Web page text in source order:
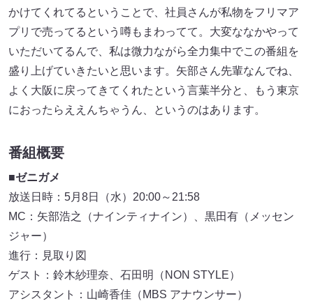
かけてくれてるということで、社員さんが私物をフリマア
プリで売ってるという噂もまわってて。大変ななかやって
いただいてるんで、私は微力ながら全力集中でこの番組を
盛り上げていきたいと思います。矢部さん先輩なんでね、
よく大阪に戻ってきてくれたという言葉半分と、もう東京
におったらええんちゃうん、というのはあります。
番組概要
■ゼニガメ
放送日時：5月8日（水）20:00～21:58
MC：矢部浩之（ナインティナイン）、黒田有（メッセン
ジャー）
進行：見取り図
ゲスト：鈴木紗理奈、石田明（NON STYLE）
アシスタント：山崎香佳（MBS アナウンサー）